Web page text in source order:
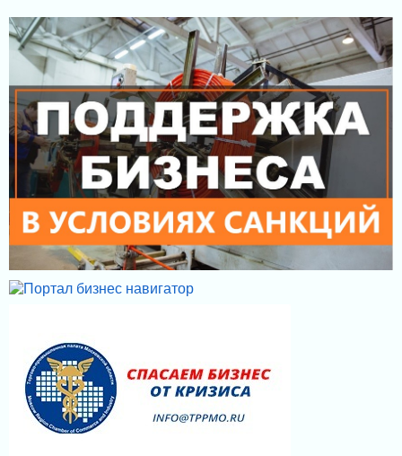
ГЛАВНАЯ
НОВОСТИ
ИНВЕСТОРАМ
ПОДДЕРЖКА БИЗНЕСА
МЕРЫ ПОДДЕРЖКИ
ИНФРАСТРУКТУРА ПОДДЕРЖКИ